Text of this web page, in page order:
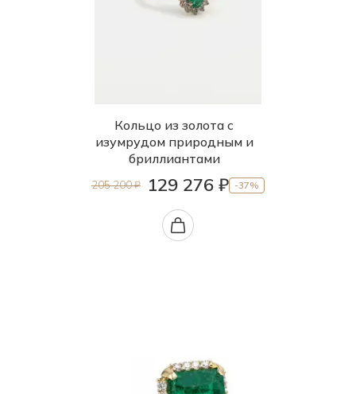
Кольцо из золота с
изумрудом природным и
бриллиантами
205 200 ₽ 129 276 ₽ -37%